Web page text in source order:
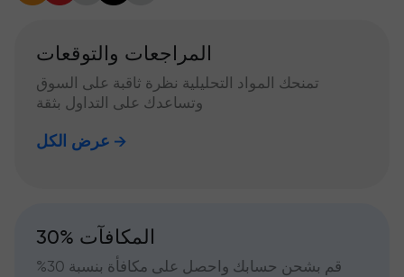
المراجعات والتوقعات
تمنحك المواد التحليلية نظرة ثاقبة على السوق
وتساعدك على التداول بثقة
عرض الكل
30% المكافآت
قم بشحن حسابك واحصل على مكافأة بنسبة 30%